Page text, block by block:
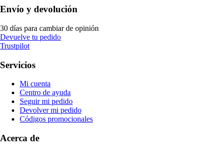
Envío y devolución
30 días para cambiar de opinión
Devuelve tu pedido
Trustpilot
Servicios
Mi cuenta
Centro de ayuda
Seguir mi pedido
Devolver mi pedido
Códigos promocionales
Acerca de